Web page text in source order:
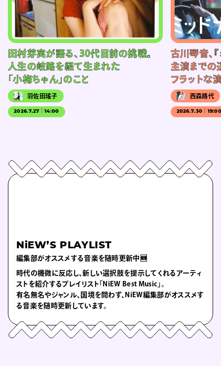
田村芽実が語る、30代目前の挑戦。
人生の岐路を経て生まれた
「小梅ちゃん」のこと
羽佐田瑤子
2026.7.27｜14:00
古川琴音、
主演までの
フラットな
西森路代
2026.7.30｜
NiEW’S PLAYLIST
編集部がオススメする音楽を随時更新中🆕
時代の機微に反応し、新しい選択肢を提示してくれるアーティ
ストを紹介するプレイリスト「NiEW Best Music」。
有名無名やジャンル、国境を問わず、NiEW編集部がオススメす
る音楽を随時更新しています。